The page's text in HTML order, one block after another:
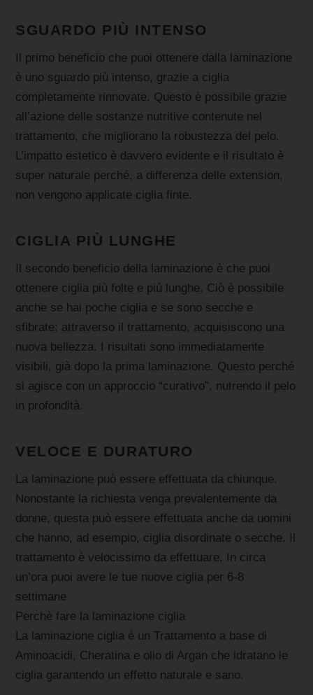
SGUARDO PIÙ INTENSO
Il primo beneficio che puoi ottenere dalla laminazione
è uno sguardo più intenso, grazie a ciglia
completamente rinnovate. Questo è possibile grazie
all’azione delle sostanze nutritive contenute nel
trattamento, che migliorano la robustezza del pelo.
L’impatto estetico è davvero evidente e il risultato è
super naturale perché, a differenza delle extension,
non vengono applicate ciglia finte.
CIGLIA PIÙ LUNGHE
Il secondo beneficio della laminazione è che puoi
ottenere ciglia più folte e più lunghe. Ciò è possibile
anche se hai poche ciglia e se sono secche e
sfibrate: attraverso il trattamento, acquisiscono una
nuova bellezza. I risultati sono immediatamente
visibili, già dopo la prima laminazione. Questo perché
si agisce con un approccio “curativo”, nutrendo il pelo
in profondità.
VELOCE E DURATURO
La laminazione può essere effettuata da chiunque.
Nonostante la richiesta venga prevalentemente da
donne, questa può essere effettuata anche da uomini
che hanno, ad esempio, ciglia disordinate o secche. Il
trattamento è velocissimo da effettuare. In circa
un’ora puoi avere le tue nuove ciglia per 6-8
settimane
Perchè fare la laminazione ciglia
La laminazione ciglia è un Trattamento a base di
Aminoacidi, Cheratina e olio di Argan che idratano le
ciglia garantendo un effetto naturale e sano.